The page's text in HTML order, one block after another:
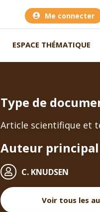
Me connecter
ESPACE THÉMATIQUE
Type de
Article scientifique et
Auteur principal
C. KNUDSEN
Voir tous les